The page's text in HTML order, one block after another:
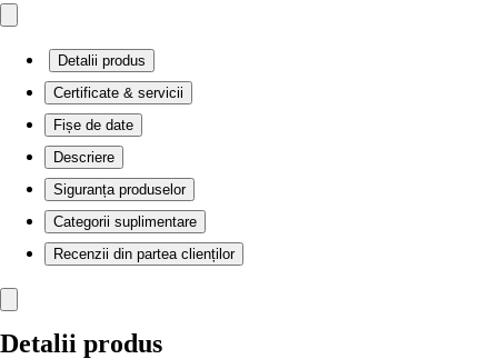
Detalii produs
Certificate & servicii
Fișe de date
Descriere
Siguranța produselor
Categorii suplimentare
Recenzii din partea clienților
Detalii produs